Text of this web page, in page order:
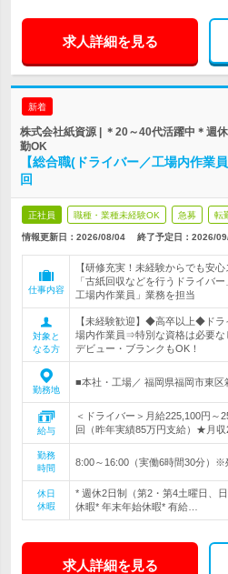
求人詳細を見る
新着
株式会社紙資源 | ＊20～40代活躍中＊週
勤OK
【総合職(ドライバー／工場内作業
回
正社員 職種・業種未経験OK 急募 転
情報更新日：2026/08/04 終了予定日： 2026/
仕事内容
【研修充実！未経験からでも安
「古紙回収などを行うドライバ
工場内作業員」業務を担当
対象と
なる方
【未経験歓迎】◆高卒以上◆ド
場内作業員⇒特別な資格は必要
デビュー・ブランクもOK！
勤務地
■本社・工場／ 福岡県福岡市東区
給与
＜ドライバー＞月給225,100円～
回（昨年実績85万円支給）★月収
勤務
時間
8:00～16:00（実働6時間30分）※
休日
休暇
* 週休2日制（第2・第4土曜日、
休暇* 年末年始休暇* 有給…
求人詳細を見る